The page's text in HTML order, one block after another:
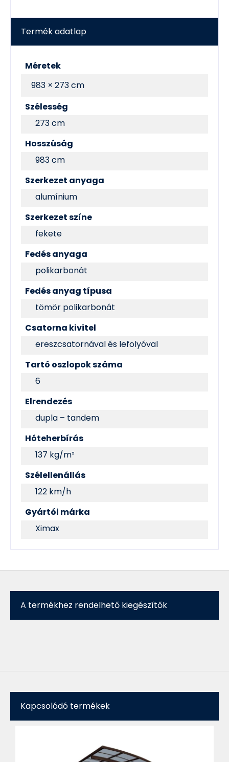
Termék adatlap
Méretek
983 × 273 cm
Szélesség
273 cm
Hosszúság
983 cm
Szerkezet anyaga
alumínium
Szerkezet színe
fekete
Fedés anyaga
polikarbonát
Fedés anyag típusa
tömör polikarbonát
Csatorna kivitel
ereszcsatornával és lefolyóval
Tartó oszlopok száma
6
Elrendezés
dupla – tandem
Hóteherbírás
137 kg/m²
Szélellenállás
122 km/h
Gyártói márka
Ximax
A termékhez rendelhető kiegészítők
Kapcsolódó termékek